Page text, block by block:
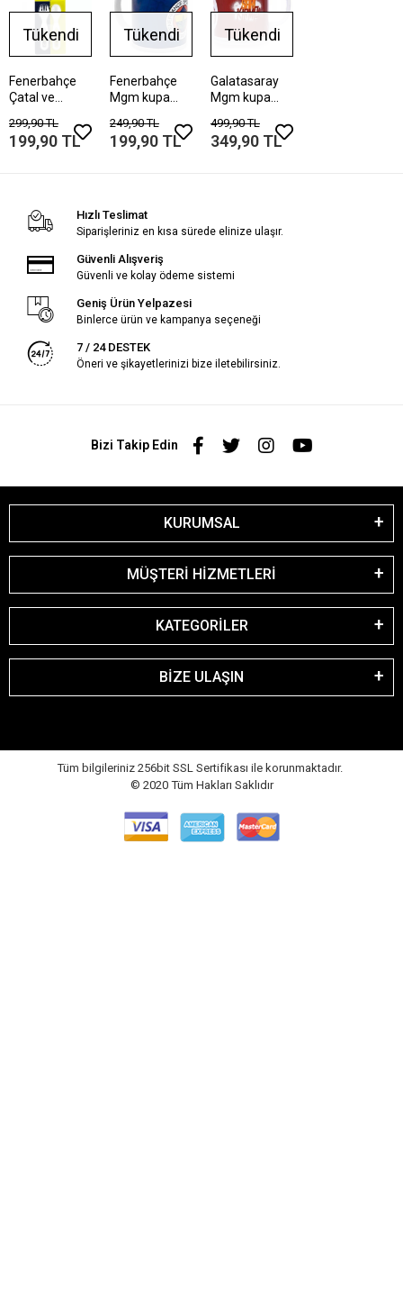
Tükendi
Fenerbahçe
Çatal ve
299,90 TL
199,90 TL
Tükendi
Fenerbahçe
Mgm kupa
249,90 TL
199,90 TL
Tükendi
Galatasaray
Mgm kupa
499,90 TL
349,90 TL
Hızlı Teslimat
Siparişleriniz en kısa sürede elinize ulaşır.
Güvenli Alışveriş
Güvenli ve kolay ödeme sistemi
Geniş Ürün Yelpazesi
Binlerce ürün ve kampanya seçeneği
7 / 24 DESTEK
Öneri ve şikayetlerinizi bize iletebilirsiniz.
Bizi Takip Edin
KURUMSAL
MÜŞTERİ HİZMETLERİ
KATEGORİLER
BİZE ULAŞIN
Tüm bilgileriniz 256bit SSL Sertifikası ile korunmaktadır.
© 2020 Tüm Hakları Saklıdır